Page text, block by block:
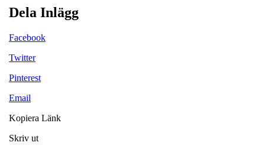
Dela Inlägg
Facebook
Twitter
Pinterest
Email
Kopiera Länk
Skriv ut